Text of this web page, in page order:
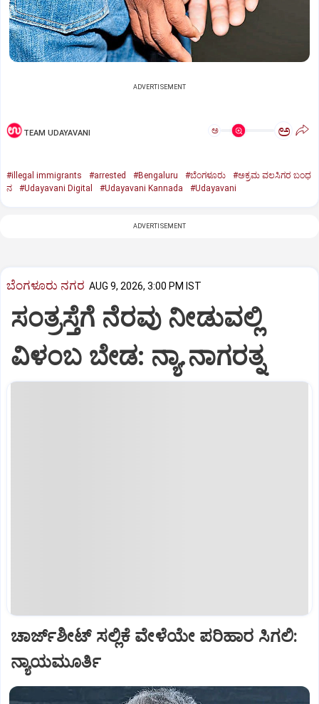
ADVERTISEMENT
TEAM UDAYAVANI ಅ ಅ
#illegal immigrants #arrested #Bengaluru #ಬೆಂಗಳೂರು
#ಅಕ್ರಮ ವಲಸಿಗರ ಬಂಧ
ನ
#Udayavani Digital #Udayavani Kannada #Udayavani
ADVERTISEMENT
ಬೆಂಗಳೂರು ನಗರ AUG 9, 2026, 3:00 PM IST
ಸಂತ್ರಸ್ತೆಗೆ ನೆರವು ನೀಡುವಲ್ಲಿ
ವಿಳಂಬ ಬೇಡ: ನ್ಯಾ.ನಾಗರತ್ನ
ಚಾರ್ಜ್‌ಶೀಟ್‌ ಸಲ್ಲಿಕೆ ವೇಳೆಯೇ ಪರಿಹಾರ ಸಿಗಲಿ:
ನ್ಯಾಯಮೂರ್ತಿ